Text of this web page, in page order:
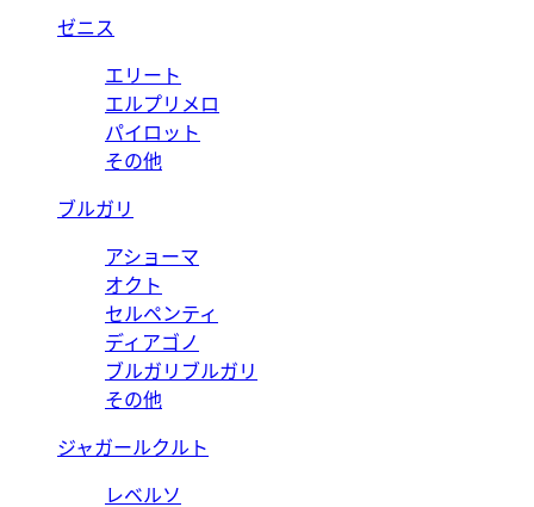
ゼニス
エリート
エルプリメロ
パイロット
その他
ブルガリ
アショーマ
オクト
セルペンティ
ディアゴノ
ブルガリブルガリ
その他
ジャガールクルト
レベルソ